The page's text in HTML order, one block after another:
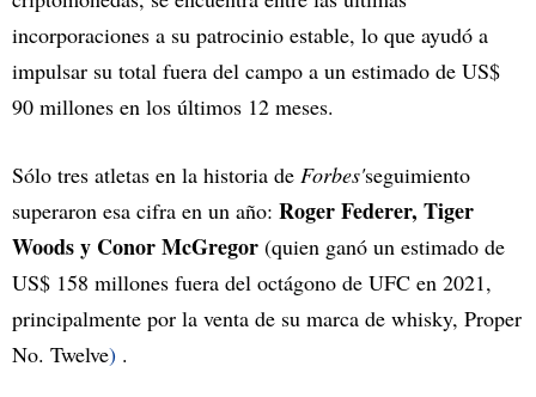
incorporaciones a su patrocinio estable, lo que ayudó a
impulsar su total fuera del campo a un estimado de US$
90 millones en los últimos 12 meses.
Sólo tres atletas en la historia de Forbes'seguimiento
superaron esa cifra en un año: Roger Federer, Tiger
Woods y Conor McGregor (quien ganó un estimado de
US$ 158 millones fuera del octágono de UFC en 2021,
principalmente por la venta de su marca de whisky, Proper
No. Twelve) .